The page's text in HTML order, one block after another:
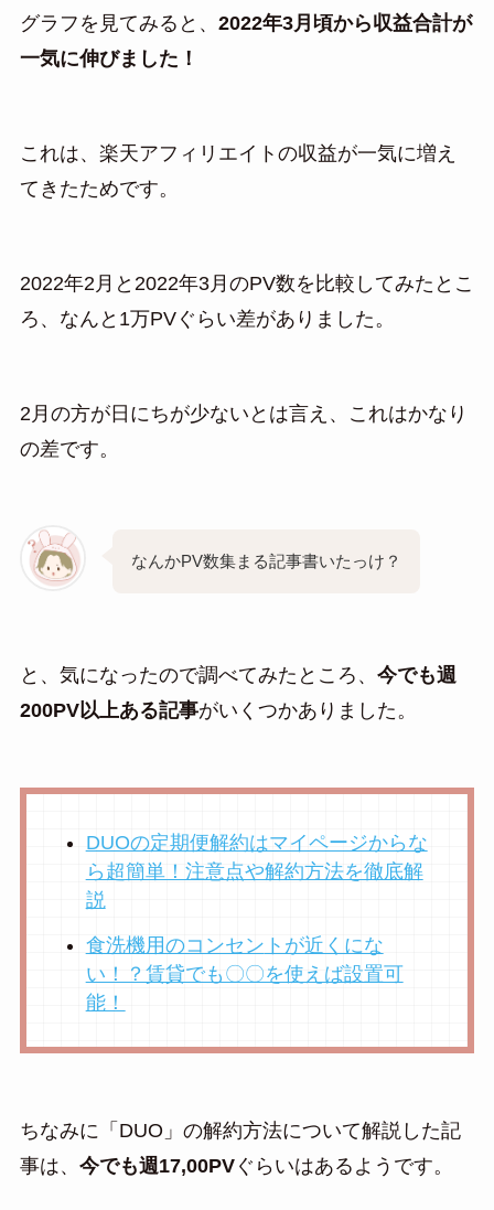
グラフを見てみると、 2022年3月頃から収益合計が
一気に伸びました！
これは、楽天アフィリエイトの収益が一気に増え
てきたためです。
2022年2月と2022年3月のPV数を比較してみたとこ
ろ、なんと1万PVぐらい差がありました。
2月の方が日にちが少ないとは言え、これはかなり
の差です。
なんかPV数集まる記事書いたっけ？
と、気になったので調べてみたところ、 今でも週
200PV以上ある記事がいくつかありました。
DUOの定期便解約はマイページからな
ら超簡単！注意点や解約方法を徹底解
説
食洗機用のコンセン トが近くにな
い！？賃貸でも〇〇を使えば設置可
能！
ちなみに「DUO」の解約方法について解説した記
事は、 今でも週17,00PVぐらいはあるようです。